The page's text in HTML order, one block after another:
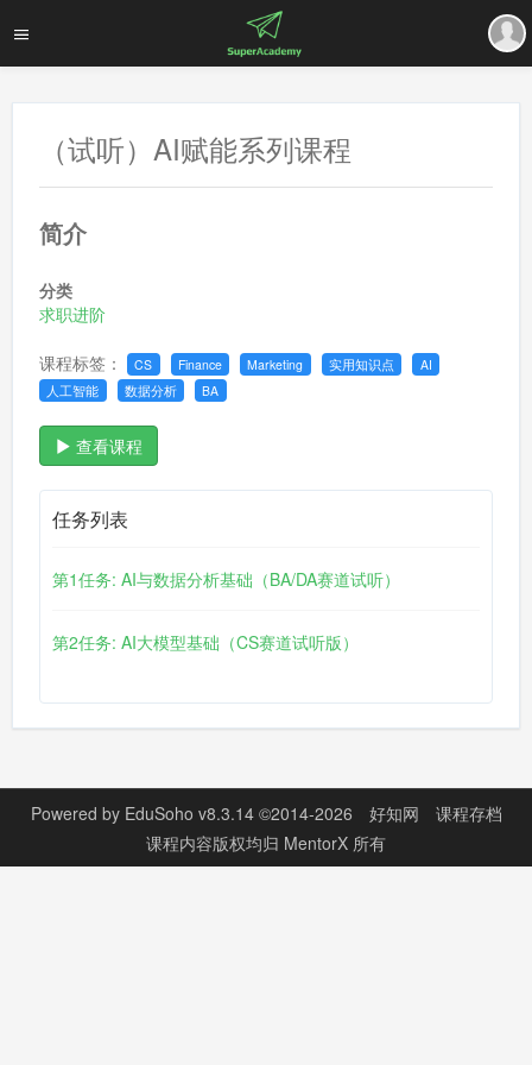
（试听）AI赋能系列课程
简介
分类
求职进阶
课程标签： CS Finance Marketing 实用知识点
AI
人工智能
数据分析 BA
查看课程
任务列表
第1任务: AI与数据分析基础（BA/DA赛道试听）
第2任务: AI大模型基础（CS赛道试听版）
Powered by EduSoho v8.3.14©2014-2026 好知网
课程存档
课程内容版权均归 MentorX 所有